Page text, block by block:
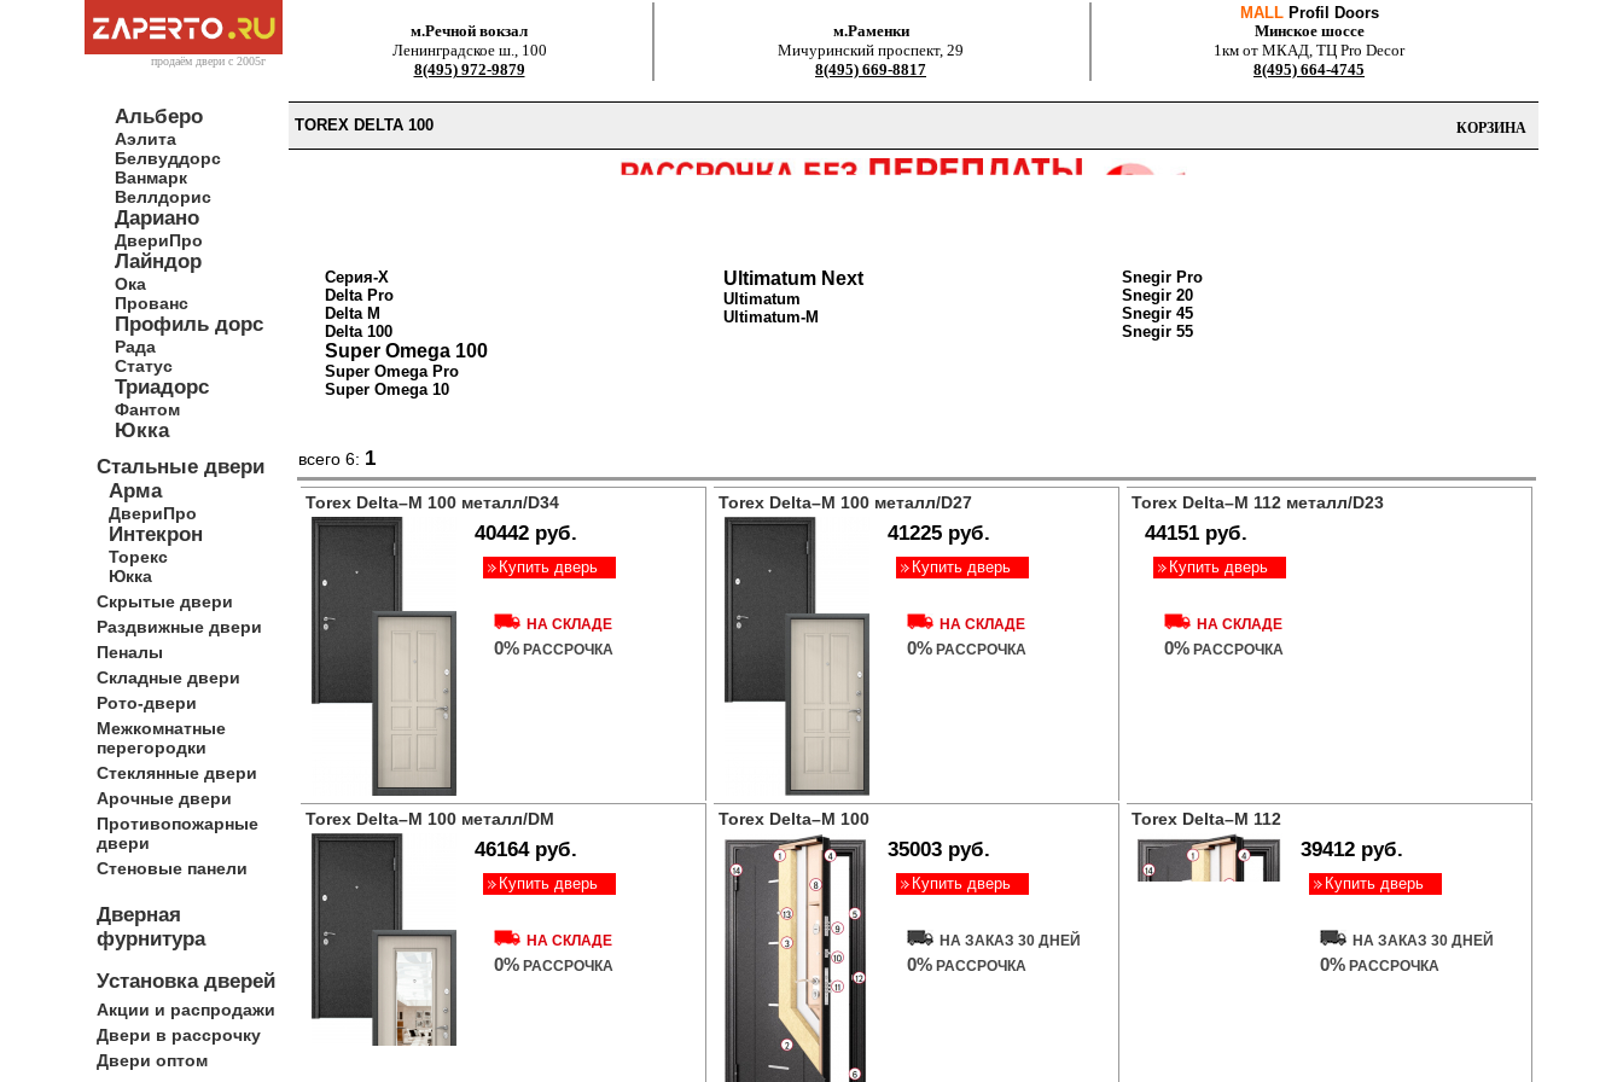
продаём двери c 2005г
Альберо
Аэлита
Белвуддорс
Ванмарк
Веллдорис
Дариано
ДвериПро
Лайндор
Ока
Прованс
Профиль дорс
Рада
Статус
Триадорс
Фантом
Юкка
Стальные двери
Арма
ДвериПро
Интекрон
Торекс
Юкка
Скрытые двери
Раздвижные двери
Пеналы
Складные двери
Рото-двери
Межкомнатные
перегородки
Стеклянные двери
Арочные двери
Противопожарные
двери
Стеновые панели
Дверная
фурнитура
Установка дверей
Акции и распродажи
Двери в рассрочку
Двери оптом
м.Речной вокзал
Ленинградское ш., 100
8(495) 972-9879
м.Раменки
Мичуринский проспект, 29
8(495) 669-8817
MALLProfil Doors
Минское шоссе
1км от МКАД, ТЦ Pro Decor
8(495) 664-4745
КОРЗИНА
TOREX DELTA 100
Серия-X
Delta Pro
Delta M
Delta 100
Super Omega 100
Super Omega Pro
Super Omega 10
Ultimatum Next
Ultimatum
Ultimatum-M
Snegir Pro
Snegir 20
Snegir 45
Snegir 55
всего 6: 1
Torex Delta–M 100 металл/D34
40442 руб.
Купить дверь
НА СКЛАДЕ
0% РАССРОЧКА
Torex Delta–M 100 металл/D27
41225 руб.
Купить дверь
НА СКЛАДЕ
0% РАССРОЧКА
Torex Delta–M 112 металл/D23
44151 руб.
Купить дверь
НА СКЛАДЕ
0% РАССРОЧКА
Torex Delta–M 100 металл/DM
46164 руб.
Купить дверь
НА СКЛАДЕ
0% РАССРОЧКА
Torex Delta–M 100
35003 руб.
Купить дверь
НА ЗАКАЗ 30 ДНЕЙ
0% РАССРОЧКА
Torex Delta–M 112
39412 руб.
Купить дверь
НА ЗАКАЗ 30 ДНЕЙ
0% РАССРОЧКА